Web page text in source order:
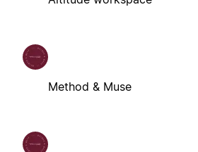
Method & Muse